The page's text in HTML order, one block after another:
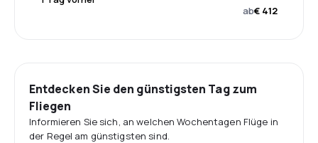
ab€ 412
Entdecken Sie den günstigsten Tag zum
Fliegen
Informieren Sie sich, an welchen Wochentagen Flüge in
der Regel am günstigsten sind.